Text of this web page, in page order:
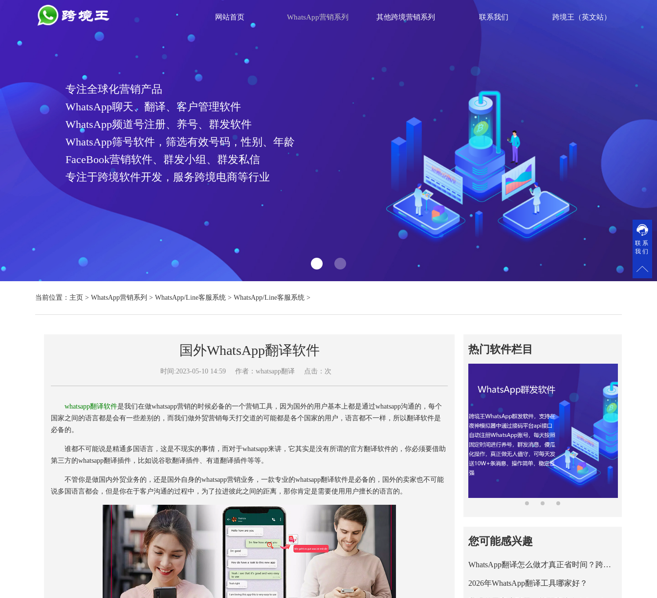
网站首页 WhatsApp营销系列 其他跨境营销系列 联系我们 跨境王（英文站）
专注全球化营销产品
WhatsApp聊天、翻译、客户管理软件
WhatsApp频道号注册、养号、群发软件
WhatsApp筛号软件，筛选有效号码，性别、年龄
FaceBook营销软件、群发小组、群发私信
专注于跨境软件开发，服务跨境电商等行业
当前位置： 主页 > WhatsApp营销系列 > WhatsApp/Line客服系统 > WhatsApp/Line客服系统 >
国外WhatsApp翻译软件
时间:2023-05-10 14:59 作者：whatsapp翻译 点击： 次
whatsapp翻译软件是我们在做whatsapp营销的时候必备的一个营销工具，因为国外的用户基本上都是通过whatsapp沟通的，每个
国家之间的语言都是会有一些差别的，而我们做外贸营销每天打交道的可能都是各个国家的用户，语言都不一样，所以翻译软件是
必备的。
谁都不可能说是精通多国语言，这是不现实的事情，而对于whatsapp来讲，它其实是没有所谓的官方翻译软件的，你必须要借助
第三方的whatsapp翻译插件，比如说谷歌翻译插件、有道翻译插件等等。
不管你是做国内外贸业务的，还是国外自身的whatsapp营销业务，一款专业的whatsapp翻译软件是必备的，国外的卖家也不可能
说多国语言都会，但是你在于客户沟通的过程中，为了拉进彼此之间的距离，那你肯定是需要使用用户擅长的语言的。
热门软件栏目
您可能感兴趣
WhatsApp翻译怎么做才真正省时间？跨境王WhatsApp客服系统的正确用法
2026年WhatsApp翻译工具哪家好？
联系
我们